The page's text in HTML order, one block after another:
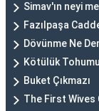
Simav'ın neyi
Fazılpaşa
Dövünme Ne
Kötülük
Buket Çıkmazı
The First Wives